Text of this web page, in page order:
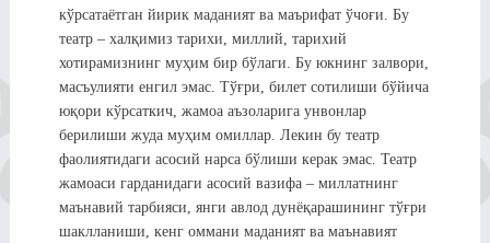
кўрсатаётган йирик маданият ва маърифат ўчоғи. Бу
театр – халқимиз тарихи, миллий, тарихий
хотирамизнинг муҳим бир бўлаги. Бу юкнинг залвори,
масъулияти енгил эмас. Тўғри, билет сотилиши бўйича
юқори кўрсаткич, жамоа аъзоларига унвонлар
берилиши жуда муҳим омиллар. Лекин бу театр
фаолиятидаги асосий нарса бўлиши керак эмас. Театр
жамоаси гарданидаги асосий вазифа – миллатнинг
маънавий тарбияси, янги авлод дунёқарашининг тўғри
шаклланиши, кенг оммани маданият ва маънавият